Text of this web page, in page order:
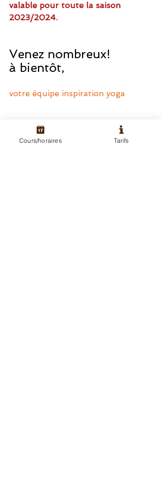
valable pour toute la saison
2023/2024.
Venez nombreux!
à bientôt,
votre équipe inspiration yoga
actualitésCours/horaires Tarifs